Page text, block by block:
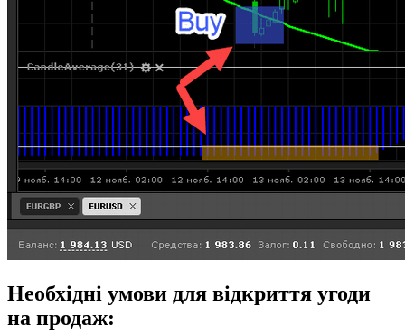
Необхідні умови для відкриття угоди
на продаж: